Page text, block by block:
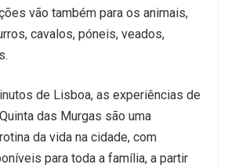
vão também para os animais,
cavalos, póneis, veados,
de Lisboa, as experiências de
das Murgas são uma
da vida na cidade, com
para toda a família, a partir